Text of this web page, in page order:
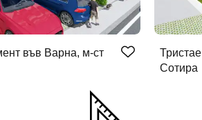
във Варна, м-ст
Сотира